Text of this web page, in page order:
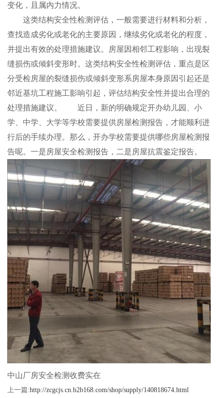
变化，且属内力情况。
这类结构安全性检测评估，一般需要进行材料和分析，
查找造成劣化或老化的主要原因，继续劣化或老化的程度，
并提出有效的处理措施建议。房屋因相邻工程影响，出现裂
缝损伤或倾斜变形时。这类结构安全性检测评估，重点是区
分受检房屋的裂缝损伤或倾斜变形系房屋本身原因引起还是
邻近基坑工程施工影响引起，评估结构安全性并提出合理的
处理措施建议。 近日，新的明确规定开办幼儿园、小
学、中学、大学等学校需要提供房屋检测报告，才能顺利进
行后的手续办理。那么，开办学校需要提供哪些房屋检测报
告呢。一是房屋安全检测报告，二是房屋抗震鉴定报告。
中山厂房安全检测收费实在
上一篇:http://zcgcjs.cn.b2b168.com/shop/supply/140818674.html